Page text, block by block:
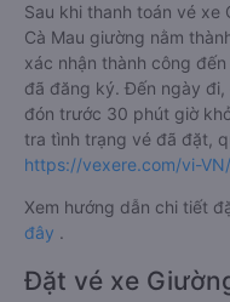
Sau khi thanh toán vé xe
Cà Mau giường nằm
xác nhận thành công
đã đăng ký. Đến ngày
đón trước 30 phút giờ
tra tình trạng vé đã đặt,
https://vexere.com/vi-
Xem hướng dẫn chi tiết
đây .
Đặt vé xe